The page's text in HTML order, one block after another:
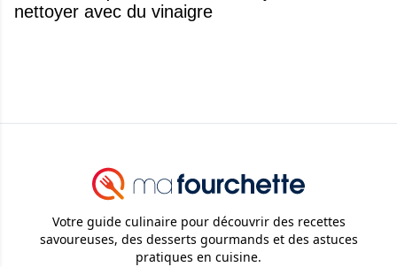
nettoyer avec du vinaigre
Votre guide culinaire pour découvrir des recettes
savoureuses, des desserts gourmands et des astuces
pratiques en cuisine.